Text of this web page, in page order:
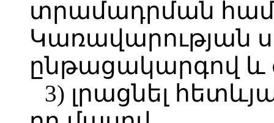
տրամադրման
Կառավարության
ընթացակարգով և
3) լրացնել